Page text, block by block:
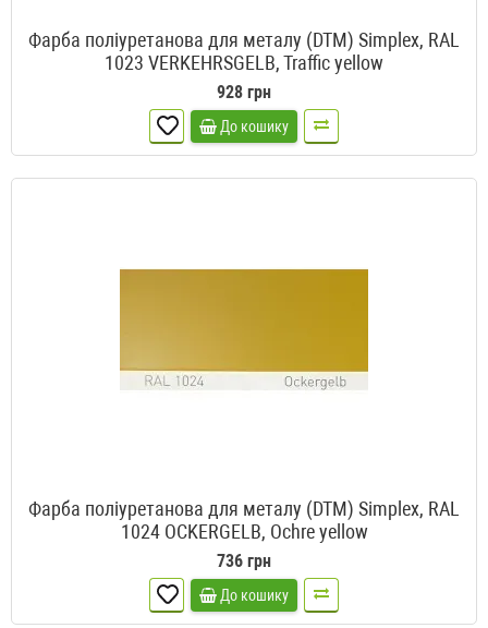
Фарба поліуретанова для металу (DTM) Simplex, RAL
1023 VERKEHRSGELB, Traffic yellow
928 грн
До кошику
Фарба поліуретанова для металу (DTM) Simplex, RAL
1024 OCKERGELB, Ochre yellow
736 грн
До кошику